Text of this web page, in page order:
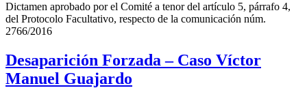
Dictamen aprobado por el Comité a tenor del artículo 5, párrafo 4,
del Protocolo Facultativo, respecto de la comunicación núm.
2766/2016
Desaparición Forzada – Caso Víctor
Manuel Guajardo